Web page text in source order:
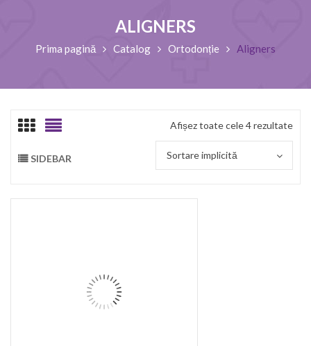
ALIGNERS
Prima pagină Catalog Ortodonție Aligners
Afișez toate cele 4 rezultate
SIDEBAR Sortare implicită